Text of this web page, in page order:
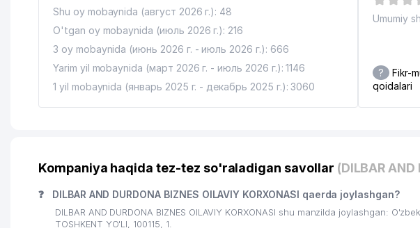
Shu oy mobaynida (август 2026 г.): 48
O'tgan oy mobaynida (июль 2026 г.): 216
3 oy mobaynida (июнь 2026 г. - июль 2026 г.): 666
Yarim yil mobaynida (март 2026 г. - июль 2026 г.): 1146
1 yil mobaynida (январь 2025 г. - декабрь 2025 г.): 3060
Umumiy
?
Fikr-
qoidalari
Kompaniya haqida tez-tez so'raladigan savollar (DILBAR AND
❓ DILBAR AND DURDONA BIZNES OILAVIY KORXONASI qaerda joylashgan?
DILBAR AND DURDONA BIZNES OILAVIY KORXONASI shu manzilda joylashgan:
TOSHKENT YO'LI, 100115, 1.